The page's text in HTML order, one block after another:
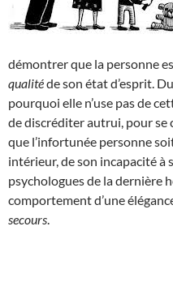
démontrer que la personne
qualitéde son état d’esprit.
pourquoi elle n’use pas de
de discréditer autrui, pour se
que l’infortunée personne
intérieur, de son incapacité à
psychologues de la dernière
comportement d’une
secours